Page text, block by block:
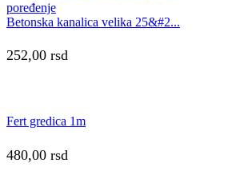
poređenje
Betonska kanalica velika 25&#2...
252,00 rsd
Fert gredica 1m
480,00 rsd